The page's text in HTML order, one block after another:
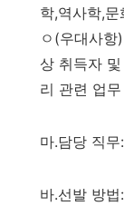
학,역사학,문
ㅇ (우대사항)
상 취득자
리 관련 업
마.담당 직무:
바.선발 방법: